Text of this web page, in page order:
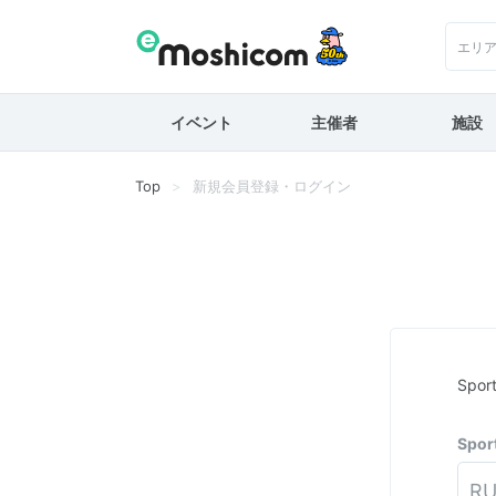
エリ
イベント 主催者 施設
Top 新規会員登録・ログイン